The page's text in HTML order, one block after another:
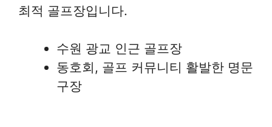
최적 골프장입니다.
수원 광교 인근 골프장
동호회, 골프 커뮤니티 활발한 명문
구장